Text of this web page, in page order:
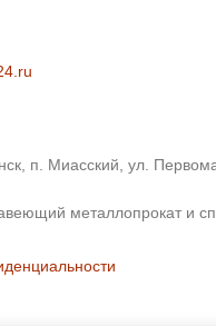
п. Миасский, ул.
металлопрокат и